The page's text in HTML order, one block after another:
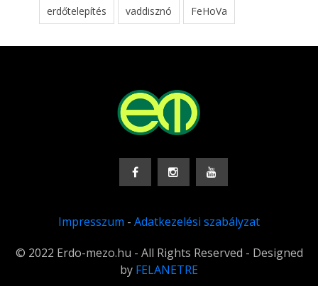
erdőtelepítés vaddisznó FeHoVa
Impresszum - Adatkezelési szabályzat
© 2022 Erdo-mezo.hu - All Rights Reserved - Designed
by FELANETRE